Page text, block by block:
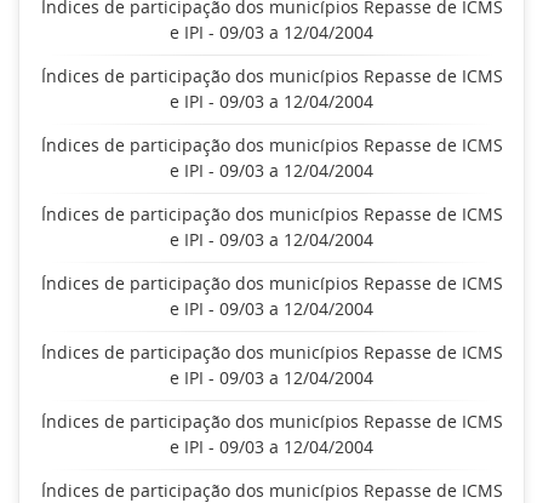
Índices de participação dos municípios Repasse de ICMS
e IPI - 09/03 a 12/04/2004
Índices de participação dos municípios Repasse de ICMS
e IPI - 09/03 a 12/04/2004
Índices de participação dos municípios Repasse de ICMS
e IPI - 09/03 a 12/04/2004
Índices de participação dos municípios Repasse de ICMS
e IPI - 09/03 a 12/04/2004
Índices de participação dos municípios Repasse de ICMS
e IPI - 09/03 a 12/04/2004
Índices de participação dos municípios Repasse de ICMS
e IPI - 09/03 a 12/04/2004
Índices de participação dos municípios Repasse de ICMS
e IPI - 09/03 a 12/04/2004
Índices de participação dos municípios Repasse de ICMS